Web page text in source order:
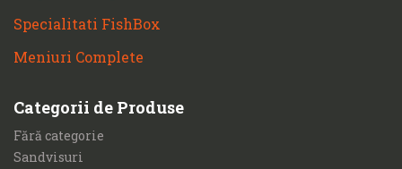
Specialitati FishBox
Meniuri Complete
Categorii de Produse
Fără categorie
Sandvisuri